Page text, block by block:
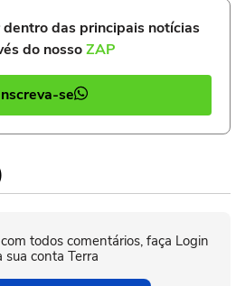
das principais notícias
do nossoZAP
se
todos comentários, faça Login
sua conta Terra